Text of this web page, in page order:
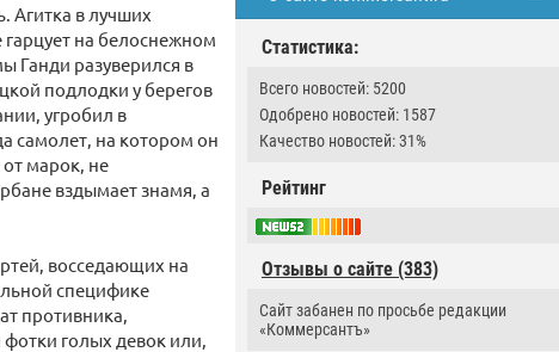
Статистика:
Всего новостей: 5200
Одобрено новостей: 1587
Качество новостей: 31%
Рейтинг
Отзывы о сайте (383)
Сайт забанен по просьбе редакции
«Коммерсантъ»
Агитка в лучших
на белоснежном
Ганди разуверился в
подлодки у берегов
угробил в
самолет, на котором он
от марок, не
вздымает знамя, а
восседающих на
специфике
противника,
голых девок или,